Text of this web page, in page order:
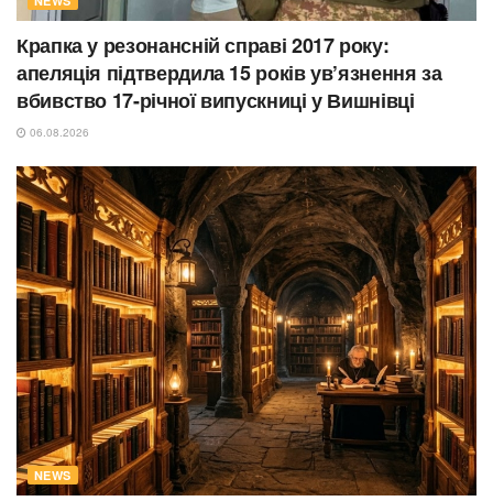
Крапка у резонансній справі 2017 року:
апеляція підтвердила 15 років ув’язнення за
вбивство 17-річної випускниці у Вишнівці
06.08.2026
NEWS